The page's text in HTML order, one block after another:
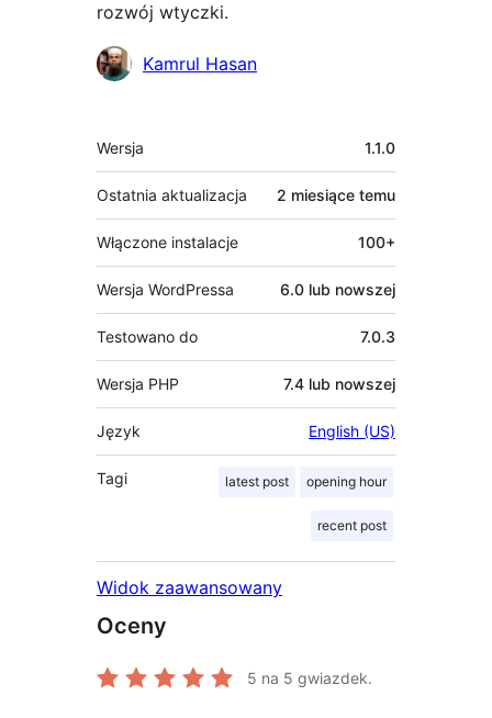
rozwój wtyczki.
Zaangażowani
Kamrul Hasan
Meta
Wersja 1.1.0
Ostatnia aktualizacja 2 miesiące temu
Włączone instalacje 100+
Wersja WordPressa 6.0 lub nowszej
Testowano do 7.0.3
Wersja PHP 7.4 lub nowszej
Język English (US)
Tagi latest post opening hour
recent post
Widok zaawansowany
Oceny
5 na 5 gwiazdek.